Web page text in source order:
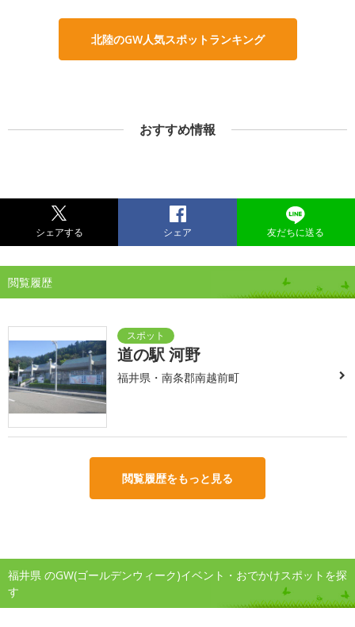
北陸のGW人気スポットランキング
おすすめ情報
シェアする シェア 友だちに送る
閲覧履歴
道の駅 河野
福井県・南条郡南越前町
閲覧履歴をもっと見る
福井県 のGW(ゴールデンウィーク)イベント・おでかけスポットを探
す